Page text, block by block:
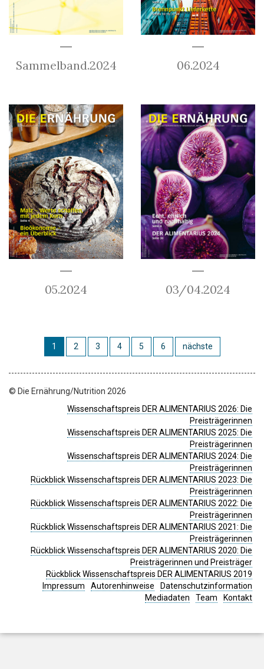
Sammelband.2024 06.2024
05.2024 03/04.2024
1 2 3 4 5 6 nächste
© Die Ernährung/Nutrition 2026
Wissenschaftspreis DER ALIMENTARIUS 2026: Die
Preisträgerinnen
Wissenschaftspreis DER ALIMENTARIUS 2025: Die
Preisträgerinnen
Wissenschaftspreis DER ALIMENTARIUS 2024: Die
Preisträgerinnen
Rückblick Wissenschaftspreis DER ALIMENTARIUS 2023: Die
Preisträgerinnen
Rückblick Wissenschaftspreis DER ALIMENTARIUS 2022: Die
Preisträgerinnen
Rückblick Wissenschaftspreis DER ALIMENTARIUS 2021: Die
Preisträgerinnen
Rückblick Wissenschaftspreis DER ALIMENTARIUS 2020: Die
Preisträgerinnen und Preisträger
Rückblick Wissenschaftspreis DER ALIMENTARIUS 2019
Impressum
Autorenhinweise
Datenschutzinformation
Mediadaten
Team Kontakt